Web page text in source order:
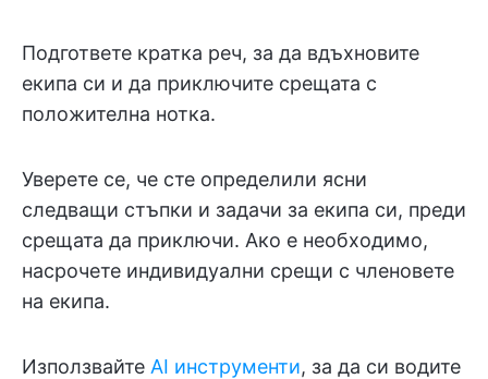
Подгответе кратка реч, за да вдъхновите
екипа си и да приключите срещата с
положителна нотка.
Уверете се, че сте определили ясни
следващи стъпки и задачи за екипа си, преди
срещата да приключи. Ако е необходимо,
насрочете индивидуални срещи с членовете
на екипа.
Използвайте AI инструменти, за да си водите